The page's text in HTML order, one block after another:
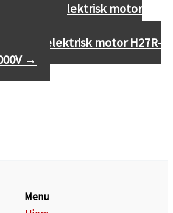
elektrisk motor
6000V
elektrisk motor H27R-
→
Menu